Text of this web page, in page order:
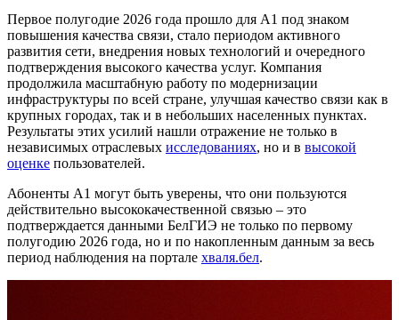
Первое полугодие 2026 года прошло для А1 под знаком
повышения качества связи, стало периодом активного
развития сети, внедрения новых технологий и очередного
подтверждения высокого качества услуг. Компания
продолжила масштабную работу по модернизации
инфраструктуры по всей стране, улучшая качество связи как в
крупных городах, так и в небольших населенных пунктах.
Результаты этих усилий нашли отражение не только в
независимых отраслевых исследованиях, но и в высокой
оценке пользователей.
Абоненты А1 могут быть уверены, что они пользуются
действительно высококачественной связью – это
подтверждается данными БелГИЭ не только по первому
полугодию 2026 года, но и по накопленным данным за весь
период наблюдения на портале хваля.бел.